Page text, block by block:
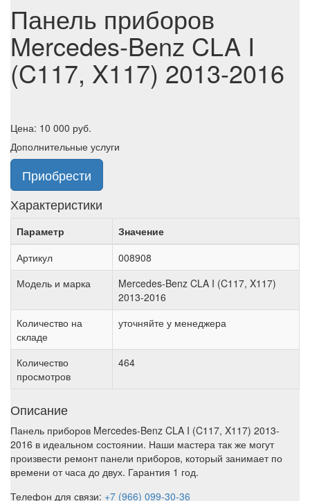
Панель приборов
Mercedes-Benz CLA I
(C117, X117) 2013-2016
Цена: 10 000 руб.
Дополнительные услуги
Приобрести
Характеристики
Параметр
Значение
Артикул
008908
Модель и марка
Mercedes-Benz CLA I (C117, X117)
2013-2016
Количество на
складе
уточняйте у менеджера
Количество
просмотров
464
Описание
Панель приборов Mercedes-Benz CLA I (C117, X117) 2013-
2016 в идеальном состоянии. Наши мастера так же могут
произвести ремонт панели приборов, который занимает по
времени от часа до двух. Гарантия 1 год.
Телефон для связи: +7 (966) 099-30-36